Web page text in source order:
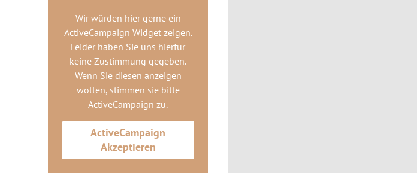
Wir würden hier gerne ein
ActiveCampaign Widgetzeigen.
Leider haben Sie uns hierfür
keine Zustimmung gegeben.
Wenn Sie diesen anzeigen
wollen, stimmen sie bitte
ActiveCampaign zu.
ActiveCampaign
Akzeptieren